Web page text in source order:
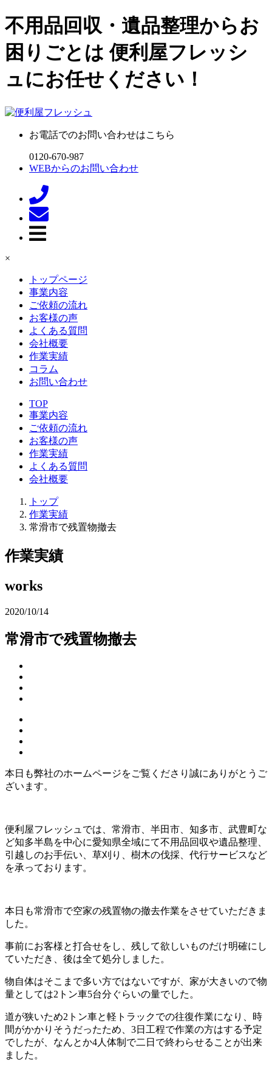
不用品回収・遺品整理からお
困りごとは 便利屋フレッシ
ュにお任せください！
お電話でのお問い合わせはこちら
0120-670-987
WEBからのお問い合わせ
×
トップページ
事業内容
ご依頼の流れ
お客様の声
よくある質問
会社概要
作業実績
コラム
お問い合わせ
TOP
事業内容
ご依頼の流れ
お客様の声
作業実績
よくある質問
会社概要
トップ
作業実績
常滑市で残置物撤去
作業実績
works
2020/10/14
常滑市で残置物撤去
本日も弊社のホームページをご覧くださり誠にありがとうご
ざいます。
便利屋フレッシュでは、常滑市、半田市、知多市、武豊町な
ど知多半島を中心に愛知県全域にて不用品回収や遺品整理、
引越しのお手伝い、草刈り、樹木の伐採、代行サービスなど
を承っております。
本日も常滑市で空家の残置物の撤去作業をさせていただきま
した。
事前にお客様と打合せをし、残して欲しいものだけ明確にし
ていただき、後は全て処分しました。
物自体はそこまで多い方ではないですが、家が大きいので物
量としては2トン車5台分ぐらいの量でした。
道が狭いため2トン車と軽トラックでの往復作業になり、時
間がかかりそうだったため、3日工程で作業の方はする予定
でしたが、なんとか4人体制で二日で終わらせることが出来
ました。